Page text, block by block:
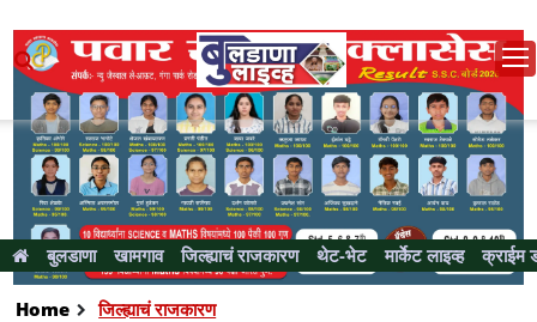
बुलडाणा खामगाव जिल्ह्याचं राजकारण थेट-भेट मार्केट लाइव्ह क्राईम
Home जिल्ह्याचं राजकारण